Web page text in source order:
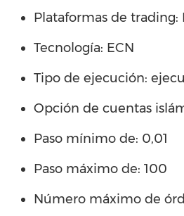
Plataformas de trading:
Tecnología: ECN
Tipo de ejecución:
Opción de cuentas
Paso mínimo de: 0,01
Paso máximo de: 100
Número máximo de